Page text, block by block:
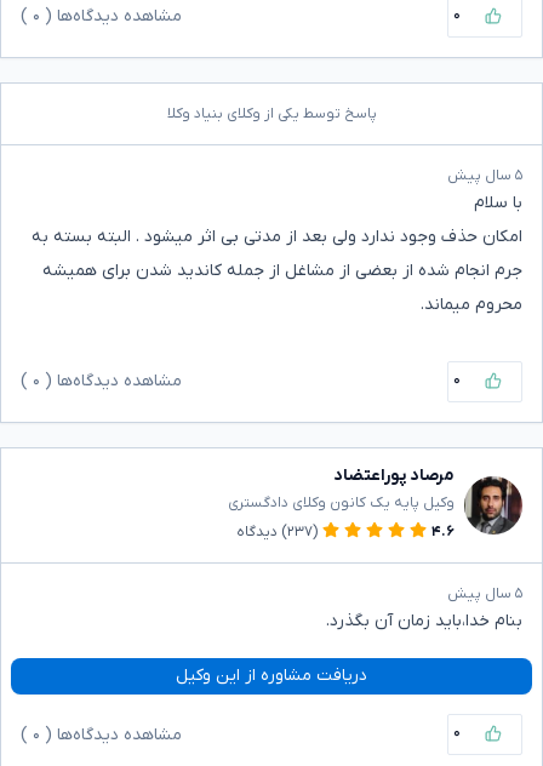
۰ مشاهده دیدگاه‌ها ( ۰
پاسخ توسط یکی از وکلای بنیاد وکلا
۵ سال پیش
با سلام
امکان حذف وجود ندارد ولی بعد از مدتی بی اثر میشود . البته بسته به
جرم انجام شده از بعضی از مشاغل از جمله کاندید شدن برای همیشه
محروم میماند.
۰ مشاهده دیدگاه‌ها ( ۰
مرصاد پوراعتضاد
وکیل پایه یک کانون وکلای دادگستری
۴.۶
(۲۳۷) دیدگاه
۵ سال پیش
بنام خدا،باید زمان آن بگذرد.
دریافت مشاوره از این وکیل
۰ مشاهده دیدگاه‌ها ( ۰